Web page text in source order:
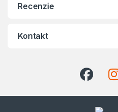
Recenzie
Kontakt